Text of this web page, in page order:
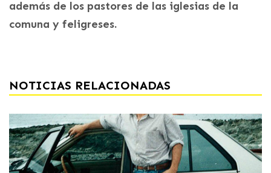
además de los pastores de las iglesias de la
comuna y feligreses.
NOTICIAS RELACIONADAS